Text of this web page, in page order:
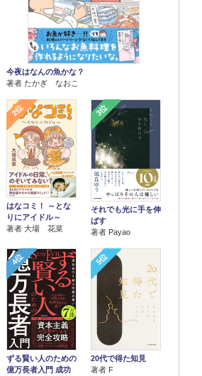
今夜はなんの魚かな？
著者 たかぎ なおこ
2位
はなコミ！ ～とな
りにアイドル～
著者 大場 花菜
3位
それでも光に手を伸
ばす
著者 Payao
4位
ずる賢い人のための
億万長者入門 成功
5位
20代で得た知見
著者 F